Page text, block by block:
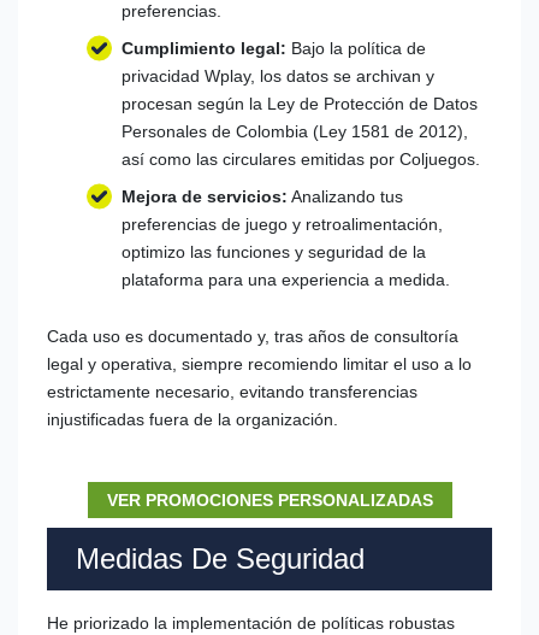
preferencias.
Cumplimiento legal: Bajo la política de
privacidad Wplay, los datos se archivan y
procesan según la Ley de Protección de Datos
Personales de Colombia (Ley 1581 de 2012),
así como las circulares emitidas por Coljuegos.
Mejora de servicios: Analizando tus
preferencias de juego y retroalimentación,
optimizo las funciones y seguridad de la
plataforma para una experiencia a medida.
Cada uso es documentado y, tras años de consultoría
legal y operativa, siempre recomiendo limitar el uso a lo
estrictamente necesario, evitando transferencias
injustificadas fuera de la organización.
VER PROMOCIONES PERSONALIZADAS
Medidas De Seguridad
He priorizado la implementación de políticas robustas